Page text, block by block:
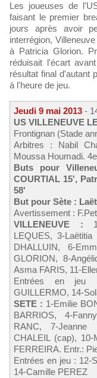
Les joueuses de l'USV n'ont jamais vraiment été inquiétées
faisant le premier
jours après avoir
interrégion,
à Patricia Glorion.
réduisait l'écart
résultat final d'autant
à l'heure de jeu.
Jeudi 9 mai 2013 -
US VILLENEUVE
Frontignan (Stade
Arbitres : Nabil
Moussa Houmadi.
Buts pour
COURTIAL 15',
58'
But pour Sète :
Avertissement :
VILLENEUVE :
LEQUES, 3-
DHALLUIN, 6-
GLORION, 8-
Asma FARIS, 11-
Entrées en jeu :
GUILLERMO, 14-
SETE : 1-Emilie
BARRIOS, 4-
RANC, 7-Jeanne
CHALEIL (cap), 10-
FERREIRA. Entr.:
Entrées en jeu : 12-
14-Camille PEREZ